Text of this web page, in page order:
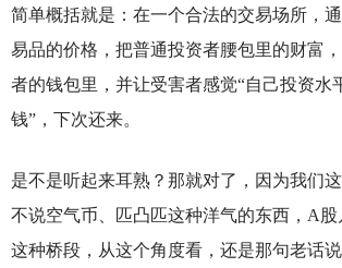
简单概括就是：在一个合法的交易场所，
易品的价格，把普通投资者腰包里的财富
者的钱包里，并让受害者感觉“自己投资水
钱”，下次还来。
是不是听起来耳熟？那就对了，因为我们
不说空气币、匹凸匹这种洋气的东西，A
这种桥段，从这个角度看，还是那句老话说